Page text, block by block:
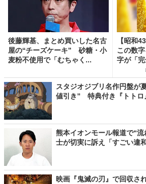
後藤輝基、まとめ買いした名古
屋の“チーズケーキ” 砂糖・小
麦粉不使用で「むちゃく...
【昭和
この数
字が「
スタジオジブリ名作円盤が
値引き” 特典付き『トトロ
熊本イオンモール報道で“
士が切実に訴え「すごい違
映画『鬼滅の刃』で回収さ